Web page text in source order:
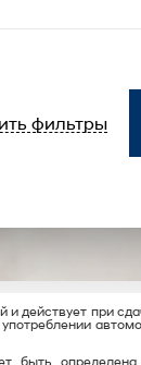
фильтры
и действует при
быть